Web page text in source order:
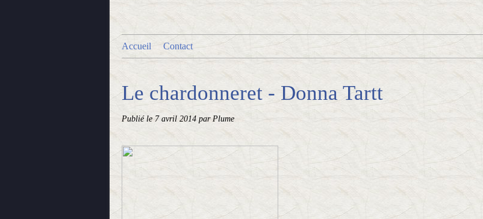
Accueil Contact
Le chardonneret - Donna Tartt
Publié le 7 avril 2014 par Plume